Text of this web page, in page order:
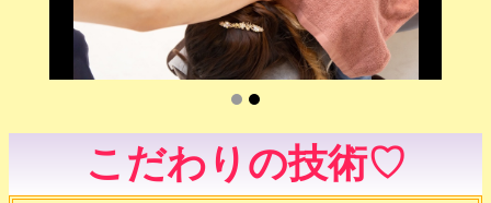
こだわりの技術♡